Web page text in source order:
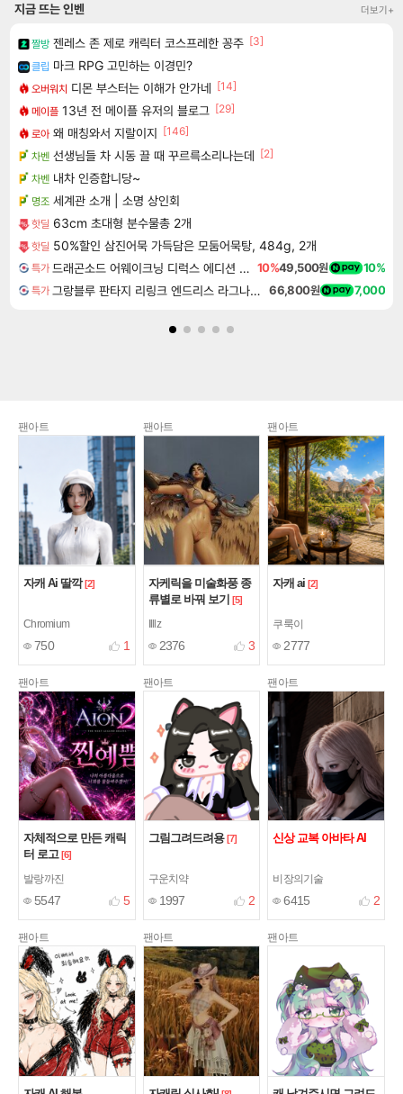
지금 뜨는 인벤 더보기+
짤방 젠레스 존 제로 캐릭터 코스프레한 꽁주 [3]
클립 마크 RPG 고민하는 이경민?
오버워치 디몬 부스터는 이해가 안가네 [14]
메이플 13년 전 메이플 유저의 블로그 [29]
로아 왜 매칭와서 지랄이지 [146]
차벤 선생님들 차 시동 끌 때 꾸르륵소리나는데 [2]
차벤 내차 인증합니당~
명조 세계관 소개 | 소명 상인회
핫딜 63cm 초대형 분수물총 2개
핫딜 50%할인 삼진어묵 가득담은 모둠어묵탕, 484g, 2개
특가 드래곤소드 어웨이크닝 디럭스 에디션 DragonSword Awakening Deluxe Edition 10%49,500원 10%
특가 그랑블루 판타지 리링크 엔드리스 라그나로크 Granblue Fantasy Relink Endless Ragnarok 66,800원 7,000
팬아트
자캐 Ai 딸깍 [2]
Chromium
750 1
팬아트
자케릭을 미술화풍 종
류별로 바꿔 보기 [5]
Illlz
2376 3
팬아트
자캐 ai [2]
쿠룩이
2777
팬아트
자체적으로 만든 캐릭
터 로고 [6]
발랑까진
5547 5
팬아트
그림그려드려용 [7]
구운치약
1997 2
팬아트
신상 교복 아바타 AI
비장의기술
6415 2
팬아트 팬아트 팬아트